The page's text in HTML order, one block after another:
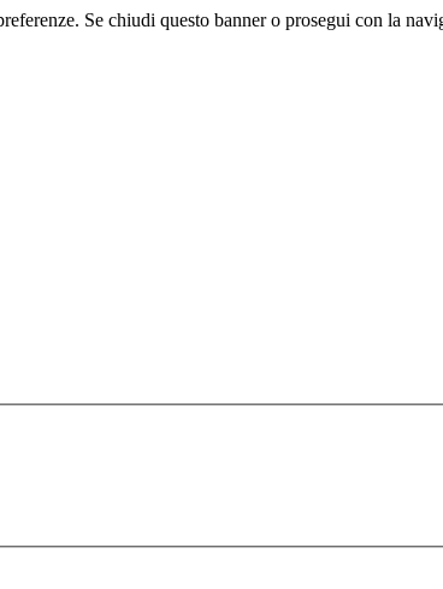
Se chiudi questo banner o prosegui con la